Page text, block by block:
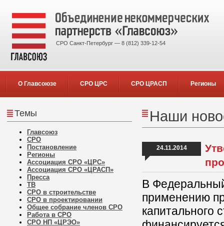
СРО Санкт-Петербург — 8 (812) 339-12-54
О Главсоюзе СРО ЦРС СРО ЦРАСП Регионы
Темы
Главсоюз
СРО
Постановление
Регионы
Ассоциация СРО «ЦРС»
Ассоциация СРО «ЦРАСП»
Пресса
ТВ
СРО в строительстве
СРО в проектировании
Общее собрание членов СРО
Работа в СРО
СРО НП «ЦРЭО»
Наши
24.11.2014
В
применению
капитального